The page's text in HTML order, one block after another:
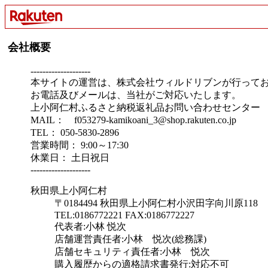
会社概要
--------------------
本サイトの運営は、株式会社ウィルドリブンが行ってお
お電話及びメールは、当社がご対応いたします。
上小阿仁村ふるさと納税返礼品お問い合わせセンター
MAIL： f053279-kamikoani_3@shop.rakuten.co.jp
TEL： 050-5830-2896
営業時間： 9:00～17:30
休業日： 土日祝日
--------------------
秋田県上小阿仁村
〒0184494 秋田県上小阿仁村小沢田字向川原118
TEL:0186772221 FAX:0186772227
代表者:小林 悦次
店舗運営責任者:小林 悦次(総務課)
店舗セキュリティ責任者:小林 悦次
購入履歴からの適格請求書発行:対応不可